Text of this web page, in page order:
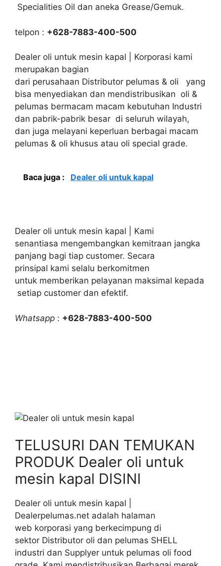
Specialities Oil dan aneka Grease/Gemuk.
telpon : +628-7883-400-500
Dealer oli untuk mesin kapal | Korporasi kami
merupakan bagian
dari perusahaan Distributor pelumas & oli yang
bisa menyediakan dan mendistribusikan oli &
pelumas bermacam macam kebutuhan Industri
dan pabrik-pabrik besar di seluruh wilayah,
dan juga melayani keperluan berbagai macam
pelumas & oli khusus atau oli special grade.
Baca juga : Dealer oli untuk kapal
Dealer oli untuk mesin kapal | Kami
senantiasa mengembangkan kemitraan jangka
panjang bagi tiap customer. Secara
prinsipal kami selalu berkomitmen
untuk memberikan pelayanan maksimal kepada
setiap customer dan efektif.
Whatsapp : +628-7883-400-500
TELUSURI DAN TEMUKAN
PRODUK Dealer oli untuk
mesin kapal DISINI
Dealer oli untuk mesin kapal |
Dealerpelumas.net adalah halaman
web korporasi yang berkecimpung di
sektor Distributor oli dan pelumas SHELL
industri dan Supplyer untuk pelumas oli food